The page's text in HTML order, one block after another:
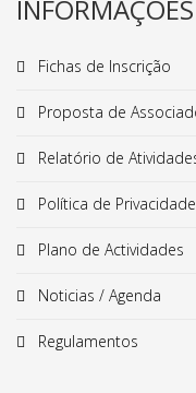
INFORMAÇÕES
Fichas de Inscrição
Proposta de
Relatório de
Política de
Plano de Actividades
Noticias / Agenda
Regulamentos